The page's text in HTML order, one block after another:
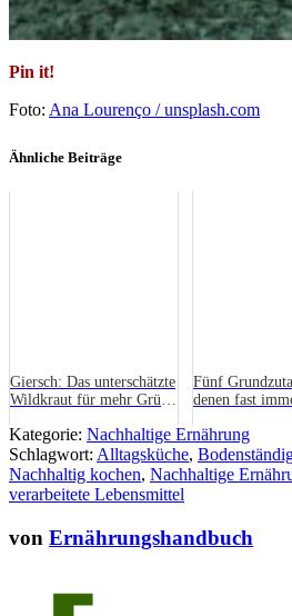
Pin it!
Foto: Ana Lourenço / unsplash.com
Ähnliche Beiträge
Giersch: Das unterschätzte
Wildkraut für mehr Grün
Fünf
denen fast
Kategorie: Nachhaltige Ernährung
Schlagwort: Alltagsküche,
Nachhaltig kochen, Nachhaltige
verarbeitete Lebensmittel
von Ernährungshandbuch